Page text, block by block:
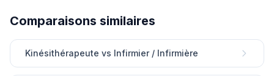
Comparaisons similaires
Kinésithérapeute vs Infirmier / Infirmière